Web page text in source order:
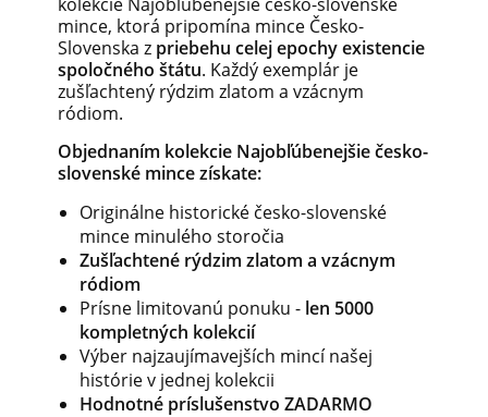
mince, ktorá pripomína mince Česko-
Slovenska z priebehu celej epochy existencie
spoločného štátu. Každý exemplár je
zušľachtený rýdzim zlatom a vzácnym
ródiom.
Objednaním kolekcie Najobľúbenejšie česko-
slovenské mince získate:
Originálne historické česko-slovenské
mince minulého storočia
Zušľachtené rýdzim zlatom a vzácnym
ródiom
Prísne limitovanú ponuku - len 5000
kompletných kolekcií
Výber najzaujímavejších mincí našej
histórie v jednej kolekcii
Hodnotné príslušenstvo ZADARMO